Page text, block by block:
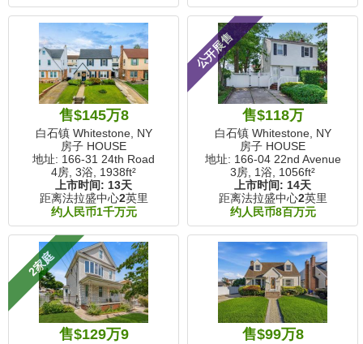
售$145万8
白石镇 Whitestone, NY
房子 HOUSE
地址: 166-31 24th Road
4房, 3浴, 1938ft²
上市时间: 13天
距离法拉盛中心2英里
约人民币1千万元
公开展售
售$118万
白石镇 Whitestone, NY
房子 HOUSE
地址: 166-04 22nd Avenue
3房, 1浴, 1056ft²
上市时间: 14天
距离法拉盛中心2英里
约人民币8百万元
2家庭
售$129万9 售$99万8